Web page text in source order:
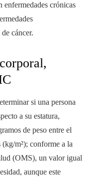
enfermedades crónicas
cáncer.
si una persona
a su estatura,
de peso entre el
m²); conforme a la
(OMS), un valor igual
aunque este